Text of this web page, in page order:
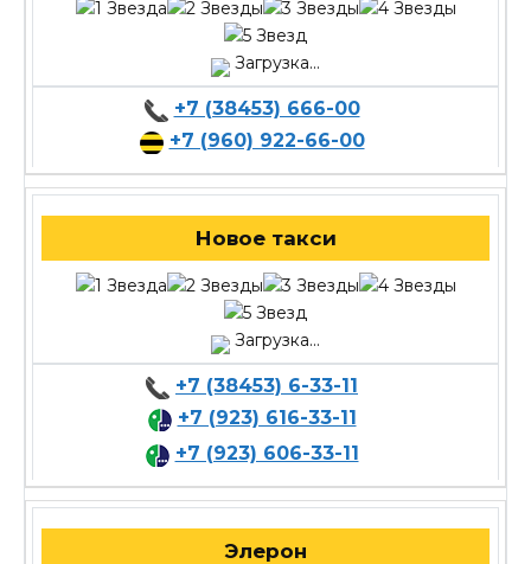
Загрузка...
+7 (38453) 666-00
+7 (960) 922-66-00
Новое такси
Загрузка...
+7 (38453) 6-33-11
+7 (923) 616-33-11
+7 (923) 606-33-11
Элерон